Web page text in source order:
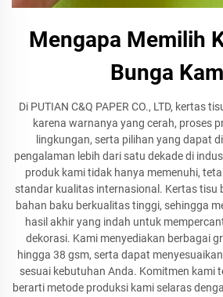
Mengapa Memilih
Bunga
Di PUTIAN C&Q PAPER CO., LTD, kertas
karena warnanya yang cerah, proses
lingkungan, serta pilihan yang dapat
pengalaman lebih dari satu dekade di
produk kami tidak hanya memenuhi,
standar kualitas internasional. Kertas tisu
bahan baku berkualitas tinggi, sehingga
hasil akhir yang indah untuk
dekorasi. Kami menyediakan berbagai
hingga 38 gsm, serta dapat
sesuai kebutuhan Anda. Komitmen kami
berarti metode produksi kami selaras